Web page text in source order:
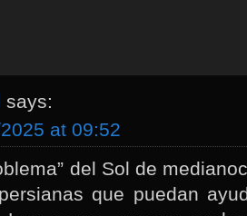
says:
at 09:52
del Sol de
que puedan